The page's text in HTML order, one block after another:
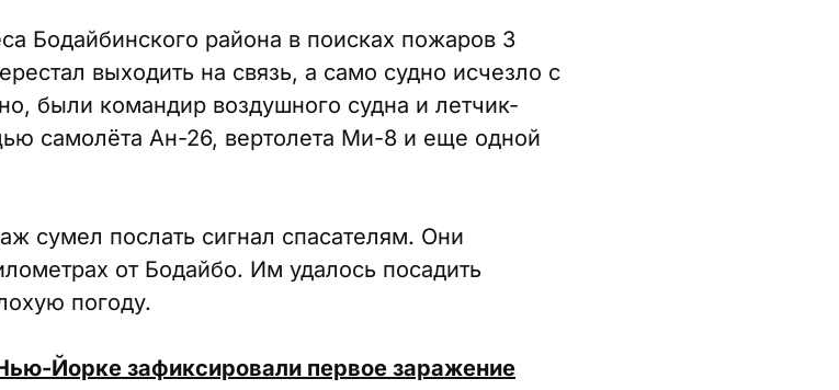
Бодайбинского района в поисках пожаров 3
выходить на связь, а само судно исчезло с
были командир воздушного судна и летчик-
самолёта Ан-26, вертолета Ми-8 и еще одной
сумел послать сигнал спасателям. Они
от Бодайбо. Им удалось посадить
погоду.
Йорке зафиксировали первое заражение